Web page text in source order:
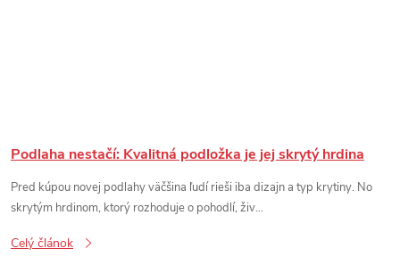
Podlaha nestačí: Kvalitná podložka je jej skrytý hrdina
Pred kúpou novej podlahy väčšina ľudí rieši iba dizajn a typ krytiny. No
skrytým hrdinom, ktorý rozhoduje o pohodlí, živ...
Celý článok